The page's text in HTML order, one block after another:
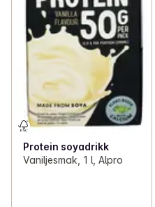
Protein soyadrikk
Vaniljesmak, 1 l, Alpro